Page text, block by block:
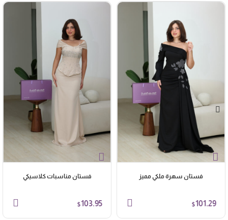
فستان سهرة ملكي مميز
$101.29
فستان مناسبات كلاسيكي
$103.95